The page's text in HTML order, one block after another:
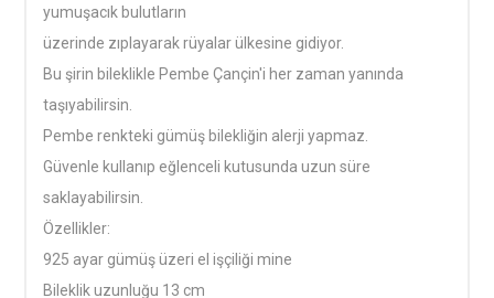
yumuşacık bulutların
üzerinde zıplayarak rüyalar ülkesine gidiyor.
Bu şirin bileklikle Pembe Çançin'i her zaman yanında
taşıyabilirsin.
Pembe renkteki gümüş bilekliğin alerji yapmaz.
Güvenle kullanıp eğlenceli kutusunda uzun süre
saklayabilirsin.
Özellikler:
925 ayar gümüş üzeri el işçiliği mine
Bileklik uzunluğu 13 cm